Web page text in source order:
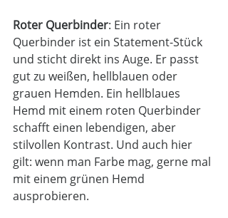
Roter Querbinder: Ein roter
Querbinder ist ein Statement-Stück
und sticht direkt ins Auge. Er passt
gut zu weißen, hellblauen oder
grauen Hemden. Ein hellblaues
Hemd mit einem roten Querbinder
schafft einen lebendigen, aber
stilvollen Kontrast. Und auch hier
gilt: wenn man Farbe mag, gerne mal
mit einem grünen Hemd
ausprobieren.